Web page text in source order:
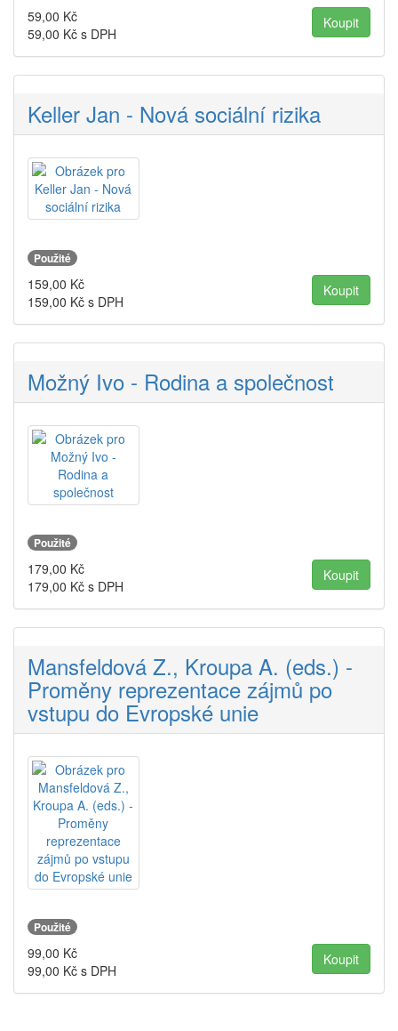
59,00 Kč
59,00 Kč s DPH
Keller Jan - Nová sociální rizika
Použité
159,00 Kč
159,00 Kč s DPH
Možný Ivo - Rodina a společnost
Použité
179,00 Kč
179,00 Kč s DPH
Mansfeldová Z., Kroupa A. (eds.) -
Proměny reprezentace zájmů po
vstupu do Evropské unie
Použité
99,00 Kč
99,00 Kč s DPH